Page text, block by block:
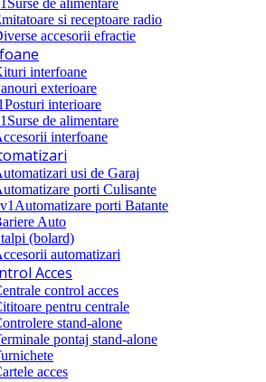
Surse de alimentare
si receptoare radio
accesorii efractie
interfoane
exterioare
Posturi interioare
Surse de alimentare
interfoane
usi de Garaj
porti Culisante
Automatizare porti Batante
Auto
(bolard)
automatizari
Acces
control acces
pentru centrale
stand-alone
pontaj stand-alone
acces